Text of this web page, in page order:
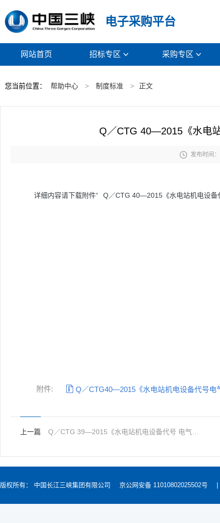
电子采购平台
网站首页 招标专区  采购专区 
您当前位置： 帮助中心 > 制度标准 > 正文
Q／CTG 40—2015《水电
 发布时间
详细内容请下载附件“ Q／CTG 40—2015《水电站机电设备
附件:  Q／CTG40—2015《水电站机电设备代号电
上一篇
版权所有： 中国长江三峡集团有限公司 京公网安备 11010802025502号